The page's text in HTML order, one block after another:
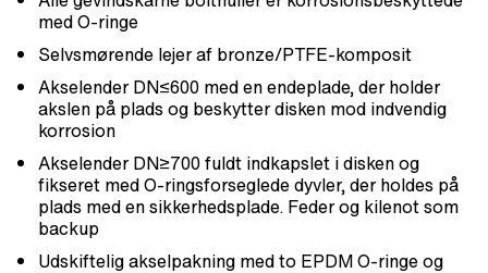
med O-ringe
Selvsmørende lejer af bronze/PTFE-komposit
Akselender DN≤600 med en endeplade, der holder
akslen på plads og beskytter disken mod indvendig
korrosion
Akselender DN≥700 fuldt indkapslet i disken og
fikseret med O-ringsforseglede dyvler, der holdes på
plads med en sikkerhedsplade. Feder og kilenot som
backup
Udskiftelig akselpakning med to EPDM O-ringe og